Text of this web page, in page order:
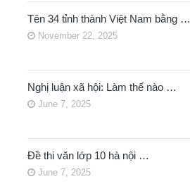
Tên 34 tỉnh thành Việt Nam bằng …
November 22, 2025
Nghị luận xã hội: Làm thế nào …
June 7, 2025
Đề thi văn lớp 10 hà nội …
June 7, 2025